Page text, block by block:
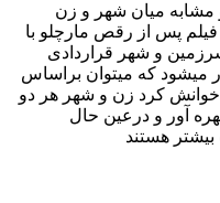
مشابه میان شهر و زن
پس از رقص مارچلو با
و شهر قراردادی
میشود که میتوان براساس
خوانش کرد زن و شهر هر دو
آور و درعین حال
بیشتر هستند